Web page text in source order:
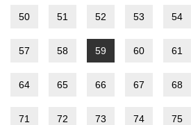
50 51 52 53 54
57 58 59 60 61
64 65 66 67 68
71 72 73 74 75